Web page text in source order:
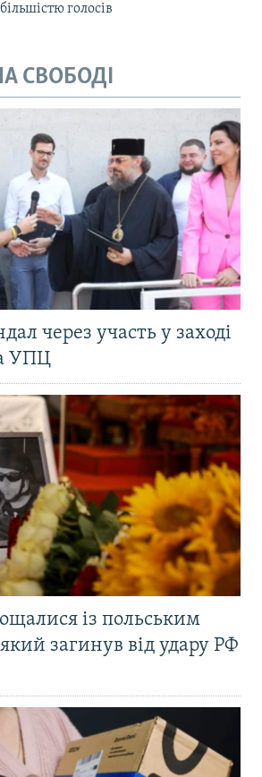
голосів
СВОБОДІ
через участь у заході
УПЦ
із польським
загинув від удару РФ